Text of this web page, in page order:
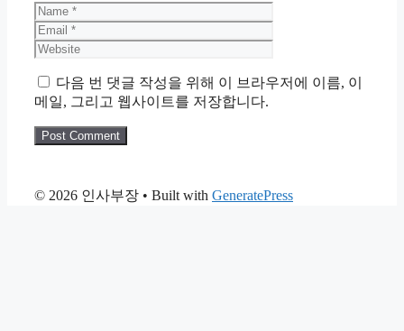
Name
다음 번 댓글 작성을 위해 이 브라우저에 이름, 이
메일, 그리고 웹사이트를 저장합니다.
© 2026 인사부장 • Built with GeneratePress